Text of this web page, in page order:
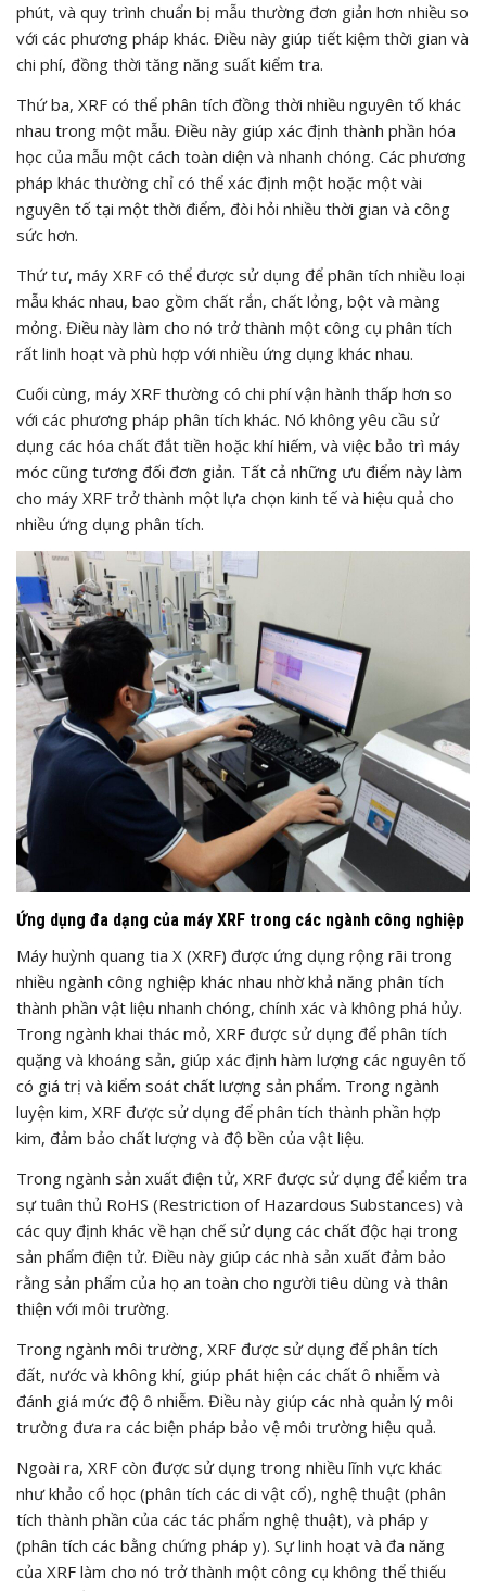
phút, và quy trình chuẩn bị mẫu thường đơn giản hơn nhiều so
với các phương pháp khác. Điều này giúp tiết kiệm thời gian và
chi phí, đồng thời tăng năng suất kiểm tra.
Thứ ba, XRF có thể phân tích đồng thời nhiều nguyên tố khác
nhau trong một mẫu. Điều này giúp xác định thành phần hóa
học của mẫu một cách toàn diện và nhanh chóng. Các phương
pháp khác thường chỉ có thể xác định một hoặc một vài
nguyên tố tại một thời điểm, đòi hỏi nhiều thời gian và công
sức hơn.
Thứ tư, máy XRF có thể được sử dụng để phân tích nhiều loại
mẫu khác nhau, bao gồm chất rắn, chất lỏng, bột và màng
mỏng. Điều này làm cho nó trở thành một công cụ phân tích
rất linh hoạt và phù hợp với nhiều ứng dụng khác nhau.
Cuối cùng, máy XRF thường có chi phí vận hành thấp hơn so
với các phương pháp phân tích khác. Nó không yêu cầu sử
dụng các hóa chất đắt tiền hoặc khí hiếm, và việc bảo trì máy
móc cũng tương đối đơn giản. Tất cả những ưu điểm này làm
cho máy XRF trở thành một lựa chọn kinh tế và hiệu quả cho
nhiều ứng dụng phân tích.
Ứng dụng đa dạng của máy XRF trong các ngành công nghiệp
Máy huỳnh quang tia X (XRF) được ứng dụng rộng rãi trong
nhiều ngành công nghiệp khác nhau nhờ khả năng phân tích
thành phần vật liệu nhanh chóng, chính xác và không phá hủy.
Trong ngành khai thác mỏ, XRF được sử dụng để phân tích
quặng và khoáng sản, giúp xác định hàm lượng các nguyên tố
có giá trị và kiểm soát chất lượng sản phẩm. Trong ngành
luyện kim, XRF được sử dụng để phân tích thành phần hợp
kim, đảm bảo chất lượng và độ bền của vật liệu.
Trong ngành sản xuất điện tử, XRF được sử dụng để kiểm tra
sự tuân thủ RoHS (Restriction of Hazardous Substances) và
các quy định khác về hạn chế sử dụng các chất độc hại trong
sản phẩm điện tử. Điều này giúp các nhà sản xuất đảm bảo
rằng sản phẩm của họ an toàn cho người tiêu dùng và thân
thiện với môi trường.
Trong ngành môi trường, XRF được sử dụng để phân tích
đất, nước và không khí, giúp phát hiện các chất ô nhiễm và
đánh giá mức độ ô nhiễm. Điều này giúp các nhà quản lý môi
trường đưa ra các biện pháp bảo vệ môi trường hiệu quả.
Ngoài ra, XRF còn được sử dụng trong nhiều lĩnh vực khác
như khảo cổ học (phân tích các di vật cổ), nghệ thuật (phân
tích thành phần của các tác phẩm nghệ thuật), và pháp y
(phân tích các bằng chứng pháp y). Sự linh hoạt và đa năng
của XRF làm cho nó trở thành một công cụ không thể thiếu